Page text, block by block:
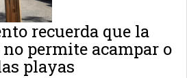
recuerda que la
no permite acampar o
playas